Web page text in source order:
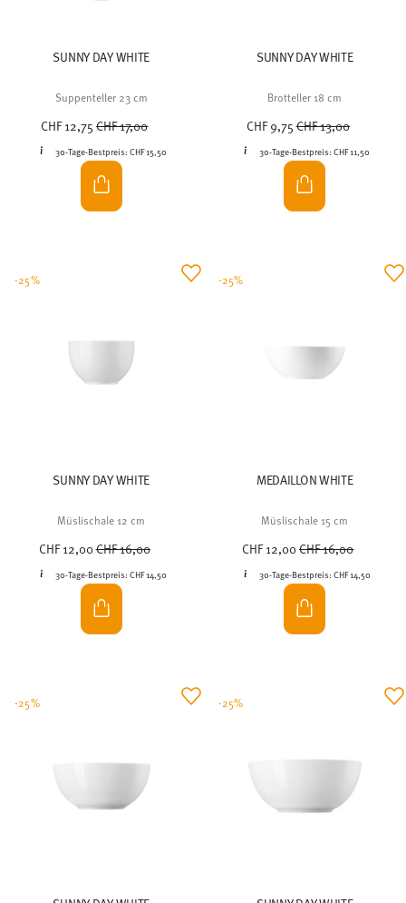
SUNNY DAY WHITE
Suppenteller 23 cm
CHF 12,75Price reduced from
CHF 17,00
30-Tage-Bestpreis:CHF 15,50
SUNNY DAY WHITE
Brotteller 18 cm
CHF 9,75Price reduced from
CHF 13,00
30-Tage-Bestpreis:CHF 11,50
SUNNY DAY WHITE
Müslischale 12 cm
CHF 12,00Price reduced from
CHF 16,00
30-Tage-Bestpreis:CHF 14,50
-25%
MEDAILLON WHITE
Müslischale 15 cm
CHF 12,00Price reduced from
CHF 16,00
30-Tage-Bestpreis: CHF 14,50
-25%
-25% -25%